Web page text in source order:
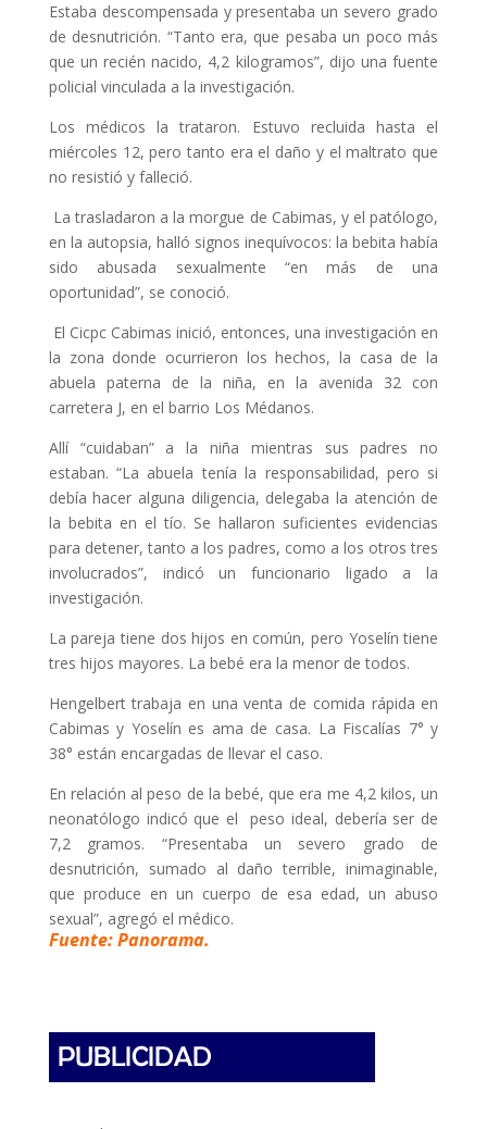
Estaba descompensada y presentaba un severo grado
de desnutrición. “Tanto era, que pesaba un poco más
que un recién nacido, 4,2 kilogramos”, dijo una fuente
policial vinculada a la investigación.
Los médicos la trataron. Estuvo recluida hasta el
miércoles 12, pero tanto era el daño y el maltrato que
no resistió y falleció.
La trasladaron a la morgue de Cabimas, y el patólogo,
en la autopsia, halló signos inequívocos: la bebita había
sido abusada sexualmente “en más de una
oportunidad”, se conoció.
El Cicpc Cabimas inició, entonces, una investigación en
la zona donde ocurrieron los hechos, la casa de la
abuela paterna de la niña, en la avenida 32 con
carretera J, en el barrio Los Médanos.
Allí “cuidaban” a la niña mientras sus padres no
estaban. “La abuela tenía la responsabilidad, pero si
debía hacer alguna diligencia, delegaba la atención de
la bebita en el tío. Se hallaron suficientes evidencias
para detener, tanto a los padres, como a los otros tres
involucrados”, indicó un funcionario ligado a la
investigación.
La pareja tiene dos hijos en común, pero Yoselín tiene
tres hijos mayores. La bebé era la menor de todos.
Hengelbert trabaja en una venta de comida rápida en
Cabimas y Yoselín es ama de casa. La Fiscalías 7° y
38° están encargadas de llevar el caso.
En relación al peso de la bebé, que era me 4,2 kilos, un
neonatólogo indicó que el peso ideal, debería ser de
7,2 gramos. “Presentaba un severo grado de
desnutrición, sumado al daño terrible, inimaginable,
que produce en un cuerpo de esa edad, un abuso
sexual”, agregó el médico.
Fuente: Panorama.